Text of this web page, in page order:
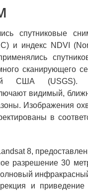
спутниковые
и индекс NDVI
сканирующего
США
видимый,
Изображения
в
8,
разрешение 30
и